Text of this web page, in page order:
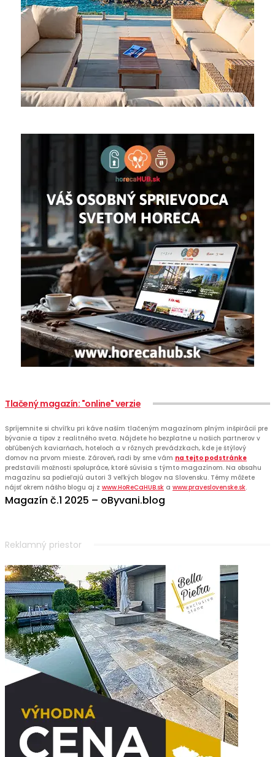
Tlačený magazín: "online" verzie
Spríjemnite si chvíľku pri káve naším tlačeným magazínom plným inšpirácií pre
bývanie a tipov z realitného sveta. Nájdete ho bezplatne u našich partnerov v
obľúbených kaviarňach, hoteloch a v rôznych prevádzkach, kde je štýlový
domov na prvom mieste. Zároveň, radi by sme vám na tejto podstránke
predstavili možnosti spolupráce, ktoré súvisia s týmto magazínom. Na obsahu
magazínu sa podieľajú autori 3 veľkých blogov na Slovensku. Témy môžete
nájsť okrem nášho blogu aj z www.HoReCaHUB.sk a www.praveslovenske.sk.
Magazín č.1 2025 – oByvani.blog
Reklamný priestor